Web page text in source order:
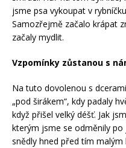
jsme psa vykoupat v
Samozřejmě začalo krápat
začaly mydlit.
Vzpomínky zůstanou s
Na tuto dovolenou s
„pod širákem“, kdy padaly
když přišel velký déšť. Jak
kterým jsme se odměnily
snědly hned před tím